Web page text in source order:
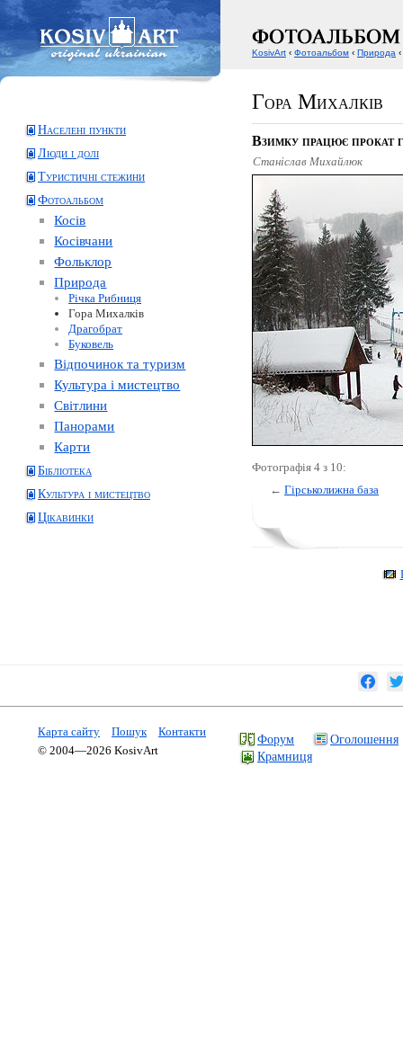
Гора Михалків
Населені пункти
Люди і долі
Туристичні стежини
Фотоальбом
Косів
Косівчани
Фольклор
Природа
Річка Рибниця
Гора Михалків
Драгобрат
Буковель
Відпочинок та туризм
Культура і мистецтво
Світлини
Панорами
Карти
Бібліотека
Культура і мистецтво
Цікавинки
Взимку працює прокат
Станіслав Михайлюк
Фотографія 4 з 10:
← Гірськолижна база
KosivArt ‹ Фотоальбом ‹ Природа
Карта сайту Пошук
Контакти
© 2004—2026 KosivArt
Форум
Оголошення
Крамниця